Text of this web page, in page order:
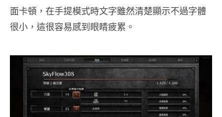
面卡頓，在手提模式時文字雖然清楚顯示不過字體
很小，這很容易感到眼睛疲累。